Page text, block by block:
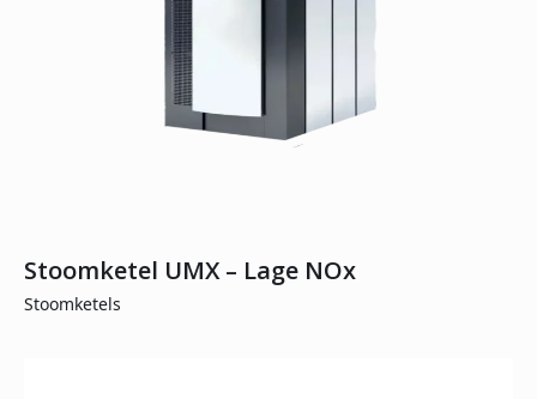
Stoomketel UMX – Lage NOx
Stoomketels